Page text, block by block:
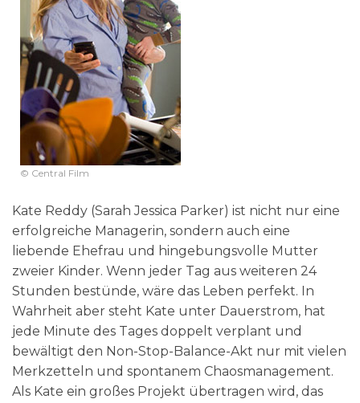
© Central Film
Kate Reddy (Sarah Jessica Parker) ist nicht nur eine
erfolgreiche Managerin, sondern auch eine
liebende Ehefrau und hingebungsvolle Mutter
zweier Kinder. Wenn jeder Tag aus weiteren 24
Stunden bestünde, wäre das Leben perfekt. In
Wahrheit aber steht Kate unter Dauerstrom, hat
jede Minute des Tages doppelt verplant und
bewältigt den Non-Stop-Balance-Akt nur mit vielen
Merkzetteln und spontanem Chaosmanagement.
Als Kate ein großes Projekt übertragen wird, das